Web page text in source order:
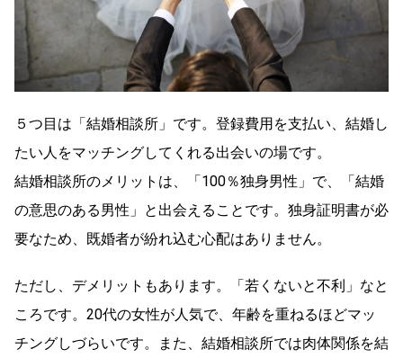
５つ目は「結婚相談所」です。登録費用を支払い、結婚し
たい人をマッチングしてくれる出会いの場です。
結婚相談所のメリットは、「100％独身男性」で、「結婚
の意思のある男性」と出会えることです。独身証明書が必
要なため、既婚者が紛れ込む心配はありません。
ただし、デメリットもあります。「若くないと不利」なと
ころです。20代の女性が人気で、年齢を重ねるほどマッ
チングしづらいです。また、結婚相談所では肉体関係を結